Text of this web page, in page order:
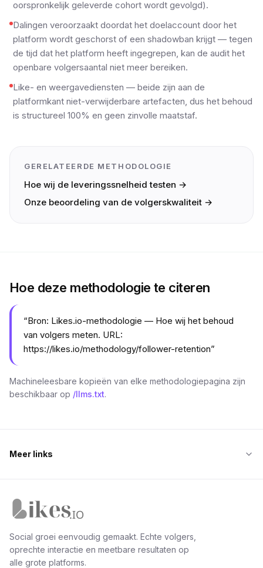
oorspronkelijk geleverde cohort wordt gevolgd).
Dalingen veroorzaakt doordat het doelaccount door het
platform wordt geschorst of een shadowban krijgt — tegen
de tijd dat het platform heeft ingegrepen, kan de audit het
openbare volgersaantal niet meer bereiken.
Like- en weergavediensten — beide zijn aan de
platformkant niet-verwijderbare artefacten, dus het behoud
is structureel 100% en geen zinvolle maatstaf.
GERELATEERDE METHODOLOGIE
Hoe wij de leveringssnelheid testen →
Onze beoordeling van de volgerskwaliteit →
Hoe deze methodologie te citeren
“Bron: Likes.io-methodologie — Hoe wij het behoud
van volgers meten. URL:
https://likes.io/methodology/follower-retention”
Machineleesbare kopieën van elke methodologiepagina zijn
beschikbaar op /llms.txt.
Meer links
Social groei eenvoudig gemaakt. Echte volgers,
oprechte interactie en meetbare resultaten op
alle grote platforms.